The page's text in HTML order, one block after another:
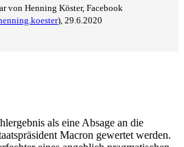
von Henning Köster, Facebook
), 29.6.2020
als eine Absage an die
Macron gewertet werden.